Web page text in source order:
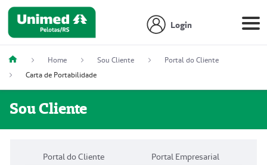
Login
Home Sou Cliente
Portal do Cliente
Carta de Portabilidade
Sou Cliente
Portal do Cliente Portal Empresarial